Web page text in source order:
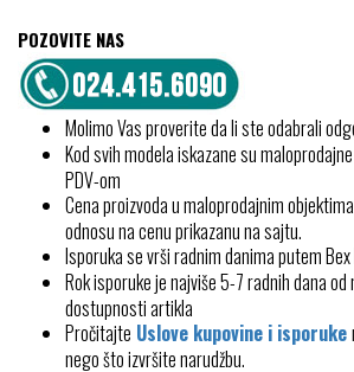
POZOVITE NAS
Molimo Vas proverite da li ste odabrali
Kod svih modela iskazane su
PDV-om
Cena proizvoda u maloprodajnim
odnosu na cenu prikazanu na sajtu.
Isporuka se vrši radnim danima putem
Rok isporuke je najviše 5-7 radnih dana
dostupnosti artikla
Pročitajte Uslove kupovine i isporuke
nego što izvršite narudžbu.